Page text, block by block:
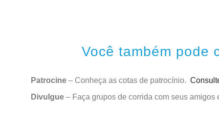
Você também pode
Patrocine – Conheça as cotas de patrocínio.
Divulgue – Faça grupos de corrida com seus amigos